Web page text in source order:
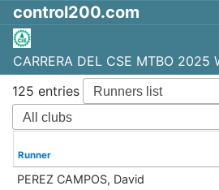
control200.com
CARRERA DEL CSE MTBO 2025
125 entries
Runner
PEREZ CAMPOS, David